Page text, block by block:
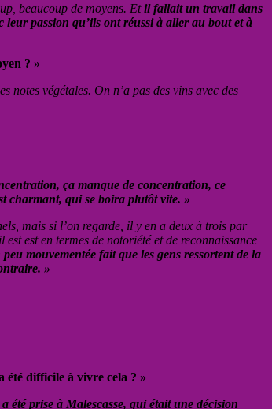
beaucoup de moyens. Etil fallait un travail dans
leur passion qu’ils ont réussi à aller au bout et à
? »
notes végétales. On n’a pas des vins avec des
ça manque de concentration, ce
charmant, qui se boira plutôt vite. »
mais si l’on regarde, il y en a deux à trois par
est en termes de notoriété et de reconnaissance
mouvementée fait que les gens ressortent de la
»
été difficile à vivre cela ? »
prise à Malescasse, qui était une décision